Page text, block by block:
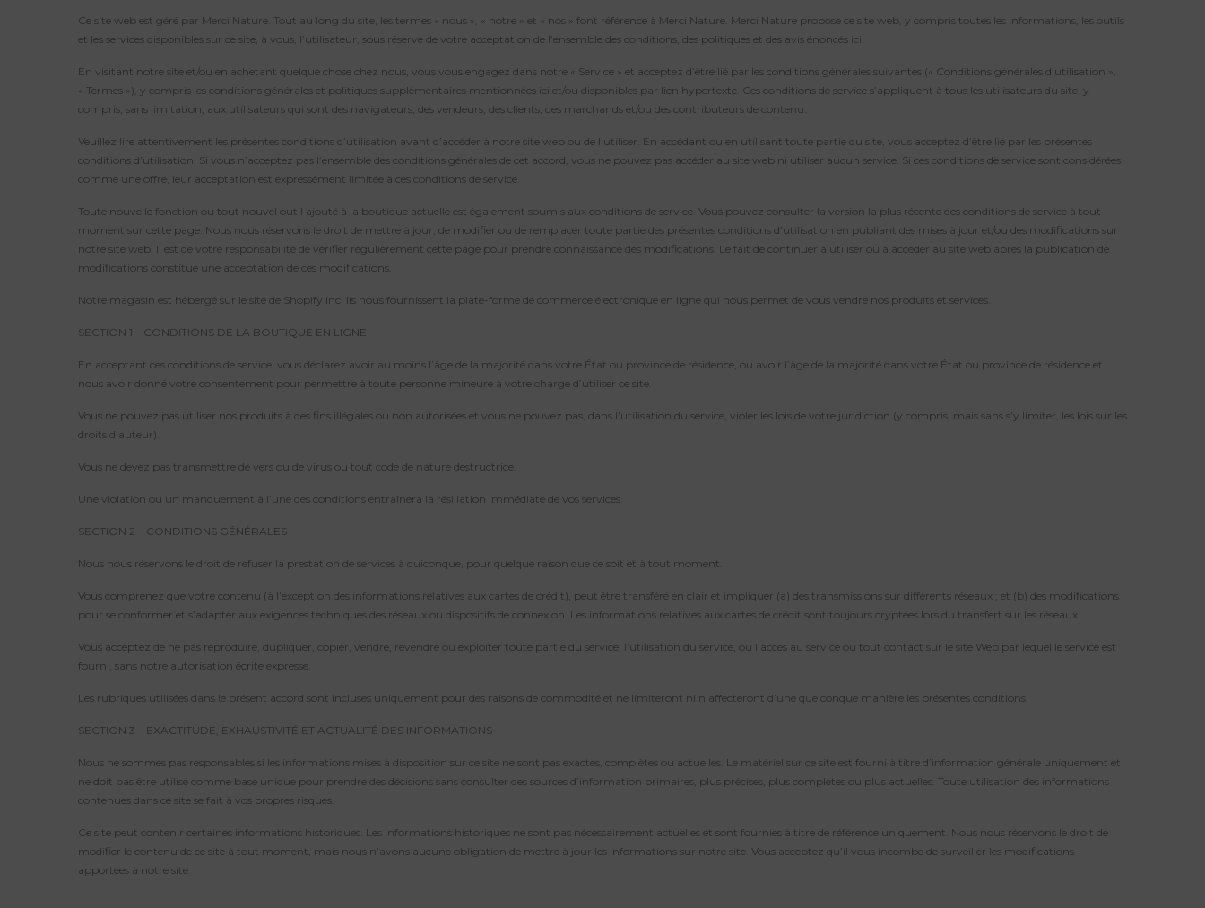
Ce site web est géré par Merci Nature. Tout au long du site, les termes « nous », « notre » et « nos » font référence à Merci Nature. Merci Nature propose ce site web, y compris toutes les informations, les outils
et les services disponibles sur ce site, à vous, l’utilisateur, sous réserve de votre acceptation de l’ensemble des conditions, des politiques et des avis énoncés ici.
En visitant notre site et/ou en achetant quelque chose chez nous, vous vous engagez dans notre « Service » et acceptez d’être lié par les conditions générales suivantes (« Conditions générales d’utilisation »,
« Termes »), y compris les conditions générales et politiques supplémentaires mentionnées ici et/ou disponibles par lien hypertexte. Ces conditions de service s’appliquent à tous les utilisateurs du site, y
compris, sans limitation, aux utilisateurs qui sont des navigateurs, des vendeurs, des clients, des marchands et/ou des contributeurs de contenu.
Veuillez lire attentivement les présentes conditions d’utilisation avant d’accéder à notre site web ou de l’utiliser. En accédant ou en utilisant toute partie du site, vous acceptez d’être lié par les présentes
conditions d’utilisation. Si vous n’acceptez pas l’ensemble des conditions générales de cet accord, vous ne pouvez pas accéder au site web ni utiliser aucun service. Si ces conditions de service sont considérées
comme une offre, leur acceptation est expressément limitée à ces conditions de service.
Toute nouvelle fonction ou tout nouvel outil ajouté à la boutique actuelle est également soumis aux conditions de service. Vous pouvez consulter la version la plus récente des conditions de service à tout
moment sur cette page. Nous nous réservons le droit de mettre à jour, de modifier ou de remplacer toute partie des présentes conditions d’utilisation en publiant des mises à jour et/ou des modifications sur
notre site web. Il est de votre responsabilité de vérifier régulièrement cette page pour prendre connaissance des modifications. Le fait de continuer à utiliser ou à accéder au site web après la publication de
modifications constitue une acceptation de ces modifications.
Notre magasin est hébergé sur le site de Shopify Inc. Ils nous fournissent la plate-forme de commerce électronique en ligne qui nous permet de vous vendre nos produits et services.
SECTION 1 – CONDITIONS DE LA BOUTIQUE EN LIGNE
En acceptant ces conditions de service, vous déclarez avoir au moins l’âge de la majorité dans votre État ou province de résidence, ou avoir l’âge de la majorité dans votre État ou province de résidence et
nous avoir donné votre consentement pour permettre à toute personne mineure à votre charge d’utiliser ce site.
Vous ne pouvez pas utiliser nos produits à des fins illégales ou non autorisées et vous ne pouvez pas, dans l’utilisation du service, violer les lois de votre juridiction (y compris, mais sans s’y limiter, les lois sur les
droits d’auteur).
Vous ne devez pas transmettre de vers ou de virus ou tout code de nature destructrice.
Une violation ou un manquement à l’une des conditions entraînera la résiliation immédiate de vos services.
SECTION 2 – CONDITIONS GÉNÉRALES
Nous nous réservons le droit de refuser la prestation de services à quiconque, pour quelque raison que ce soit et à tout moment.
Vous comprenez que votre contenu (à l’exception des informations relatives aux cartes de crédit), peut être transféré en clair et impliquer (a) des transmissions sur différents réseaux ; et (b) des modifications
pour se conformer et s’adapter aux exigences techniques des réseaux ou dispositifs de connexion. Les informations relatives aux cartes de crédit sont toujours cryptées lors du transfert sur les réseaux.
Vous acceptez de ne pas reproduire, dupliquer, copier, vendre, revendre ou exploiter toute partie du service, l’utilisation du service, ou l’accès au service ou tout contact sur le site Web par lequel le service est
fourni, sans notre autorisation écrite expresse.
Les rubriques utilisées dans le présent accord sont incluses uniquement pour des raisons de commodité et ne limiteront ni n’affecteront d’une quelconque manière les présentes conditions.
SECTION 3 – EXACTITUDE, EXHAUSTIVITÉ ET ACTUALITÉ DES INFORMATIONS
Nous ne sommes pas responsables si les informations mises à disposition sur ce site ne sont pas exactes, complètes ou actuelles. Le matériel sur ce site est fourni à titre d’information générale uniquement et
ne doit pas être utilisé comme base unique pour prendre des décisions sans consulter des sources d’information primaires, plus précises, plus complètes ou plus actuelles. Toute utilisation des informations
contenues dans ce site se fait à vos propres risques.
Ce site peut contenir certaines informations historiques. Les informations historiques ne sont pas nécessairement actuelles et sont fournies à titre de référence uniquement. Nous nous réservons le droit de
modifier le contenu de ce site à tout moment, mais nous n’avons aucune obligation de mettre à jour les informations sur notre site. Vous acceptez qu’il vous incombe de surveiller les modifications
apportées à notre site.